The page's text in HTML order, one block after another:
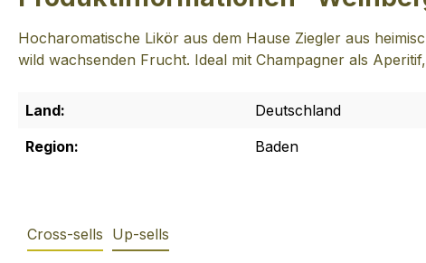
Hocharomatische Likör aus dem Hause Ziegler aus
wild wachsenden Frucht. Ideal mit Champagner als
Land:
Deutschland
Region:
Baden
Cross-sells Up-sells